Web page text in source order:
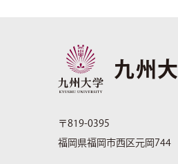
九州
〒819-0395
福岡県福岡市西区元岡744